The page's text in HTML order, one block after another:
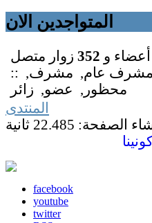
المتواجدين الان
أعضاء و
زوار متصل
مشرف عام, مشرف,
محظور , عضو, زائر
المنتدى
22.485 ثانية
facebook
youtube
twitter